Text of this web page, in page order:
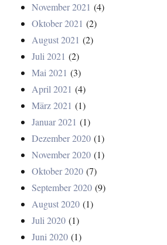
November 2021 (4)
Oktober 2021 (2)
August 2021 (2)
Juli 2021 (2)
Mai 2021 (3)
April 2021 (4)
März 2021 (1)
Januar 2021 (1)
Dezember 2020 (1)
November 2020 (1)
Oktober 2020 (7)
September 2020 (9)
August 2020 (1)
Juli 2020 (1)
Juni 2020 (1)